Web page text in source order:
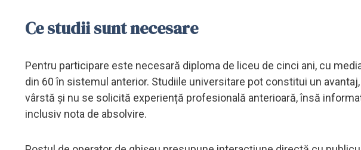
Ce studii sunt necesare
Pentru participare este necesară diploma de liceu de cinci ani, cu
din 60 în sistemul anterior. Studiile universitare pot constitui un
vârstă și nu se solicită experiență profesională anterioară, însă
inclusiv nota de absolvire.